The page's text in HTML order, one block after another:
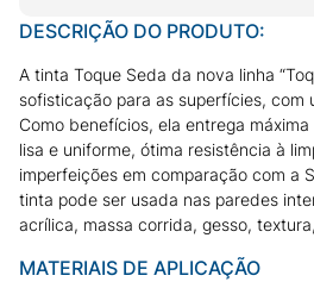
DESCRIÇÃO DO PRODUTO:
A tinta Toque Seda da nova linha
sofisticação para as superfícies, com
Como benefícios, ela entrega
lisa e uniforme, ótima resistência à
imperfeições em comparação com a
tinta pode ser usada nas paredes
acrílica, massa corrida, gesso,
MATERIAIS DE APLICAÇÃO